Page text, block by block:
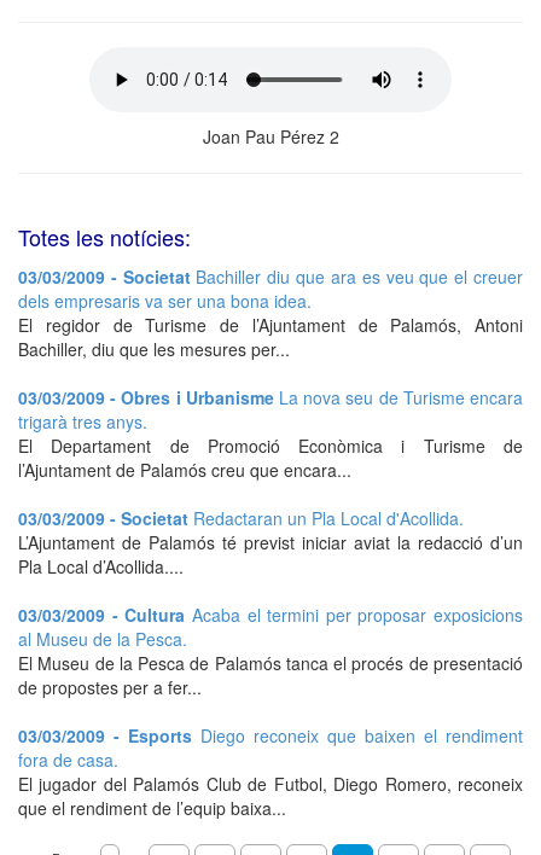
Joan Pau Pérez 2
Totes les notícies:
03/03/2009 - Societat Bachiller diu que ara es veu que el creuer
dels empresaris va ser una bona idea.
El regidor de Turisme de l’Ajuntament de Palamós, Antoni
Bachiller, diu que les mesures per...
03/03/2009 - Obres i Urbanisme La nova seu de Turisme encara
trigarà tres anys.
El Departament de Promoció Econòmica i Turisme de
l’Ajuntament de Palamós creu que encara...
03/03/2009 - Societat Redactaran un Pla Local d'Acollida.
L’Ajuntament de Palamós té previst iniciar aviat la redacció d’un
Pla Local d’Acollida....
03/03/2009 - Cultura Acaba el termini per proposar exposicions
al Museu de la Pesca.
El Museu de la Pesca de Palamós tanca el procés de presentació
de propostes per a fer...
03/03/2009 - Esports Diego reconeix que baixen el rendiment
fora de casa.
El jugador del Palamós Club de Futbol, Diego Romero, reconeix
que el rendiment de l’equip baixa...